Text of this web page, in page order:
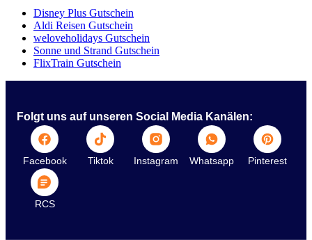
Disney Plus Gutschein
Aldi Reisen Gutschein
weloveholidays Gutschein
Sonne und Strand Gutschein
FlixTrain Gutschein